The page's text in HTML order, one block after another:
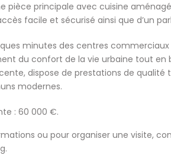
pièce principale avec cuisine
facile et sécurisé ainsi que d’un
minutes des centres
du confort de la vie urbaine tout en
dispose de prestations de qualité
modernes.
: 60 000 €.
ou pour organiser une visite,
.